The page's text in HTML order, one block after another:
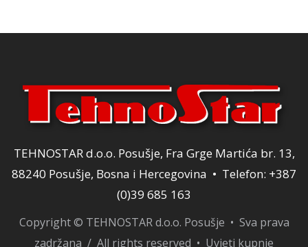
TEHNOSTAR d.o.o. Posušje, Fra Grge Martića br. 13,
88240 Posušje, Bosna i Hercegovina • Telefon: +387
(0)39 685 163
Copyright © TEHNOSTAR d.o.o. Posušje • Sva prava
zadržana / All rights reserved • Uvjeti kupnje